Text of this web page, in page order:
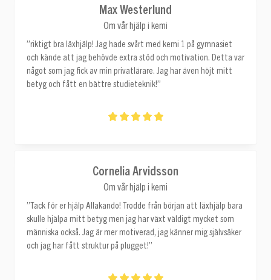
Max Westerlund
Om vår hjälp i kemi
”riktigt bra läxhjälp! Jag hade svårt med kemi 1 på gymnasiet
och kände att jag behövde extra stöd och motivation. Detta var
något som jag fick av min privatlärare. Jag har även höjt mitt
betyg och fått en bättre studieteknik!”
Cornelia Arvidsson
Om vår hjälp i kemi
”Tack för er hjälp Allakando! Trodde från början att läxhjälp bara
skulle hjälpa mitt betyg men jag har växt väldigt mycket som
människa också. Jag är mer motiverad, jag känner mig självsäker
och jag har fått struktur på plugget!”